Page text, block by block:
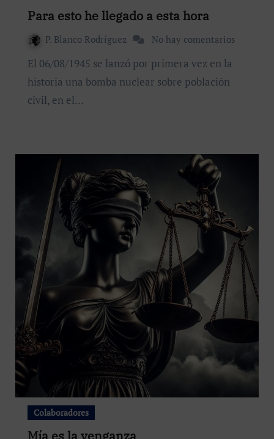
Para esto he llegado a esta hora
P. Blanco Rodríguez No hay comentarios
El 06/08/1945 se lanzó por primera vez en la
historia una bomba nuclear sobre población
civil, en el…
Colaboradores